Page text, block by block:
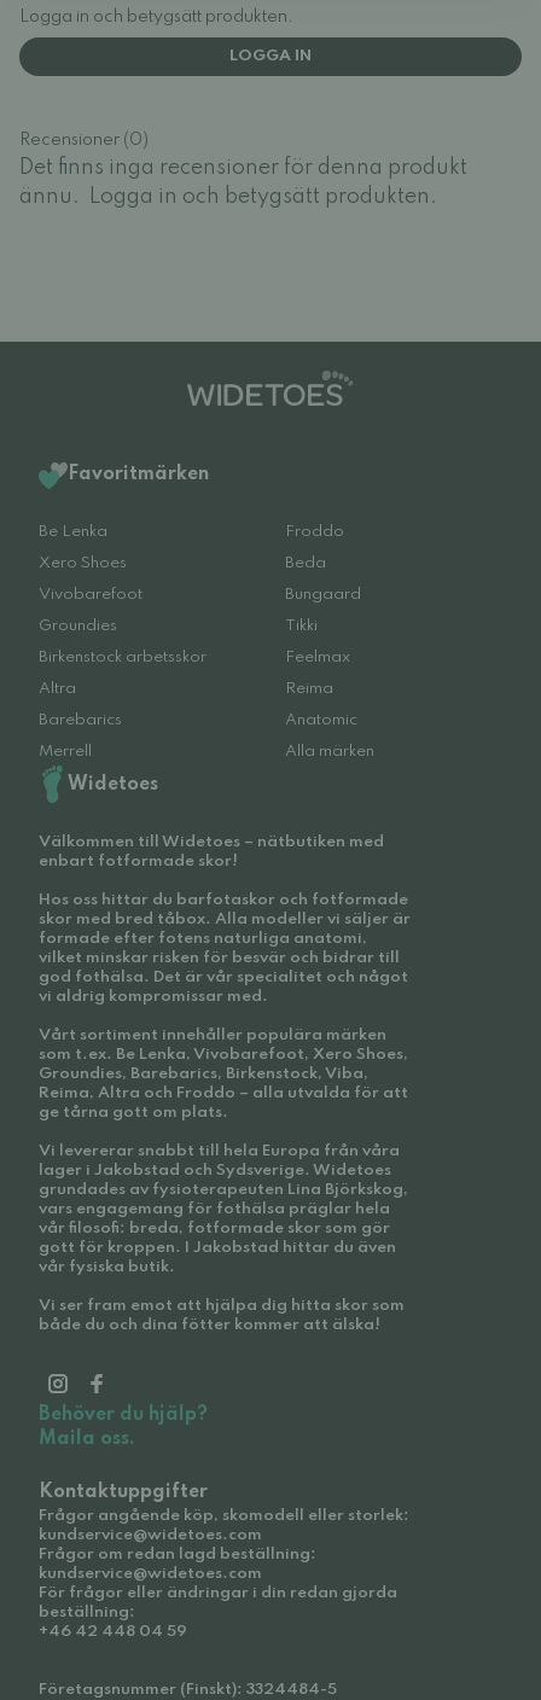
Logga in och betygsätt produkten.
LOGGA IN
Recensioner (0)
Det finns inga recensioner för denna produkt
ännu.
Logga in och betygsätt produkten.
Favoritmärken
Be Lenka
Froddo
Xero Shoes
Beda
Vivobarefoot
Bungaard
Groundies
Tikki
Birkenstock arbetsskor
Feelmax
Altra
Reima
Barebarics
Anatomic
Merrell
Alla märken
Widetoes
Välkommen till Widetoes – nätbutiken med
enbart fotformade skor!
Hos oss hittar du barfotaskor och fotformade
skor med bred tåbox. Alla modeller vi säljer är
formade efter fotens naturliga anatomi,
vilket minskar risken för besvär och bidrar till
god fothälsa. Det är vår specialitet och något
vi aldrig kompromissar med.
Vårt sortiment innehåller populära märken
som t.ex. Be Lenka, Vivobarefoot, Xero Shoes,
Groundies, Barebarics, Birkenstock, Viba,
Reima, Altra och Froddo – alla utvalda för att
ge tårna gott om plats.
Vi levererar snabbt till hela Europa från våra
lager i Jakobstad och Sydsverige. Widetoes
grundades av fysioterapeuten Lina Björkskog,
vars engagemang för fothälsa präglar hela
vår filosofi: breda, fotformade skor som gör
gott för kroppen. I Jakobstad hittar du även
vår fysiska butik.
Vi ser fram emot att hjälpa dig hitta skor som
både du och dina fötter kommer att älska!
Behöver du hjälp?
Maila oss.
Kontaktuppgifter
Frågor angående köp, skomodell eller storlek:
kundservice@widetoes.com
Frågor om redan lagd beställning:
kundservice@widetoes.com
För frågor eller ändringar i din redan gjorda
beställning:
+46 42 448 04 59
Företagsnummer (Finskt): 3324484-5